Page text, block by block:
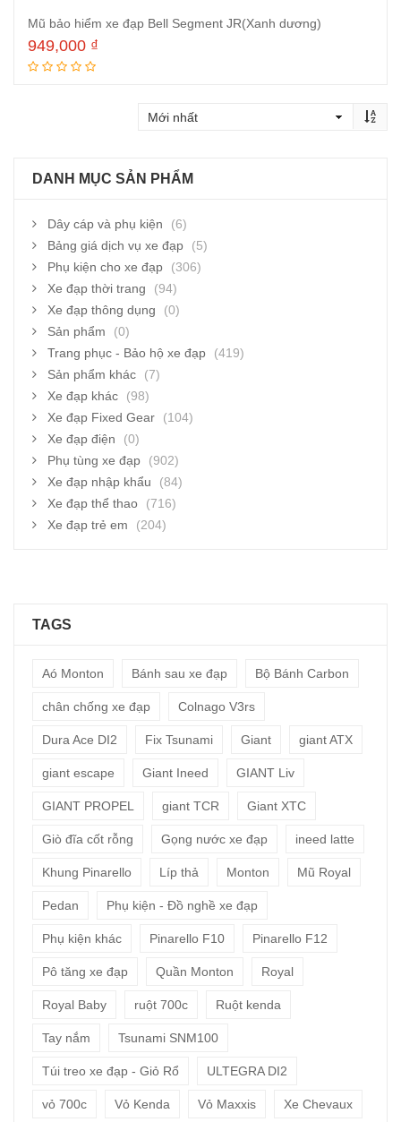
Mũ bảo hiểm xe đạp Bell Segment JR(Xanh dương)
949,000 ₫
DANH MỤC SẢN PHẨM
Dây cáp và phụ kiện
(6)
Bảng giá dịch vụ xe đạp
(5)
Phụ kiện cho xe đạp
(306)
Xe đạp thời trang
(94)
Xe đạp thông dụng
(0)
Sản phẩm
(0)
Trang phục - Bảo hộ xe đạp
(419)
Sản phẩm khác
(7)
Xe đạp khác
(98)
Xe đạp Fixed Gear
(104)
Xe đạp điện
(0)
Phụ tùng xe đạp
(902)
Xe đạp nhập khẩu
(84)
Xe đạp thể thao
(716)
Xe đạp trẻ em
(204)
TAGS
Aó Monton Bánh sau xe đạp Bộ Bánh Carbon
chân chống xe đạp Colnago V3rs
Dura Ace DI2 Fix Tsunami Giant giant ATX
giant escape Giant Ineed GIANT Liv
GIANT PROPEL giant TCR Giant XTC
Giò đĩa cốt rỗng Gọng nước xe đạp ineed latte
Khung Pinarello Líp thả Monton Mũ Royal
Pedan Phụ kiện - Đồ nghề xe đạp
Phụ kiện khác Pinarello F10 Pinarello F12
Pô tăng xe đạp Quần Monton Royal
Royal Baby ruột 700c Ruột kenda
Tay nắm Tsunami SNM100
Túi treo xe đạp - Giỏ Rổ ULTEGRA DI2
vỏ 700c Vỏ Kenda Vỏ Maxxis Xe Chevaux